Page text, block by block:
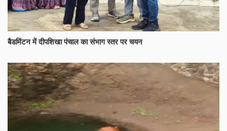
बैडमिंटन में दीपशिखा पंचाल का संभाग स्तर पर चयन